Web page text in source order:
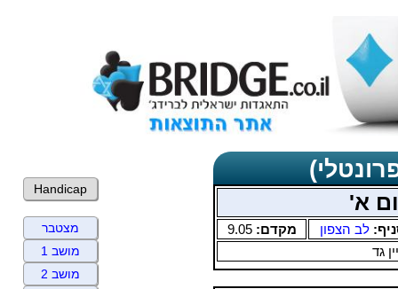
א'
לב הצפון מקדם:9.05
גד
Handicap
מצטבר
מושב 1
מושב 2